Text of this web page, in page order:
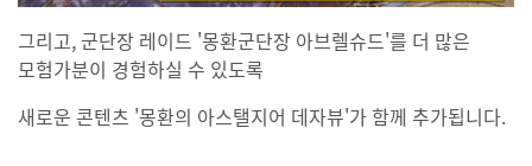
그리고, 군단장 레이드 '몽환군단장 아브렐슈드'를 더 많은
모험가분이 경험하실 수 있도록
새로운 콘텐츠 '몽환의 아스탤지어 데자뷰'가 함께 추가됩니다.